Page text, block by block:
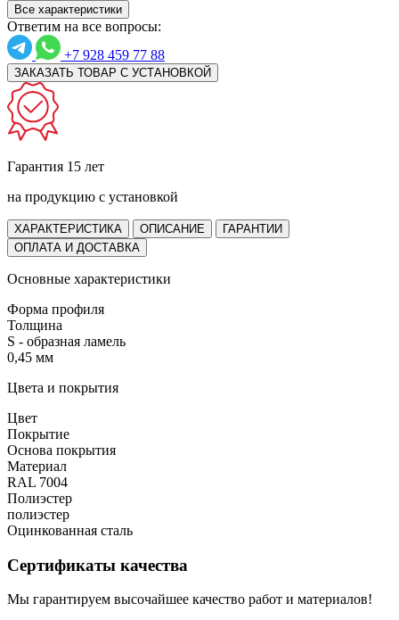
Все характеристики
Ответим на все вопросы:
+7 928 459 77 88
ЗАКАЗАТЬ ТОВАР С УСТАНОВКОЙ
Гарантия 15 лет
на продукцию с установкой
ХАРАКТЕРИСТИКА ОПИСАНИЕ
ГАРАНТИИ
ОПЛАТА И ДОСТАВКА
Основные характеристики
Форма профиля
Толщина
S - образная ламель
0,45 мм
Цвета и покрытия
Цвет
Покрытие
Основа покрытия
Материал
RAL 7004
Полиэстер
полиэстер
Оцинкованная сталь
Сертификаты качества
Мы гарантируем высочайшее качество работ и материалов!